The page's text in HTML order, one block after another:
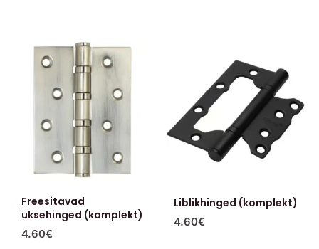
Freesitavad
uksehinged (komplekt)
4.60€
Liblikhinged (komplekt)
4.60€